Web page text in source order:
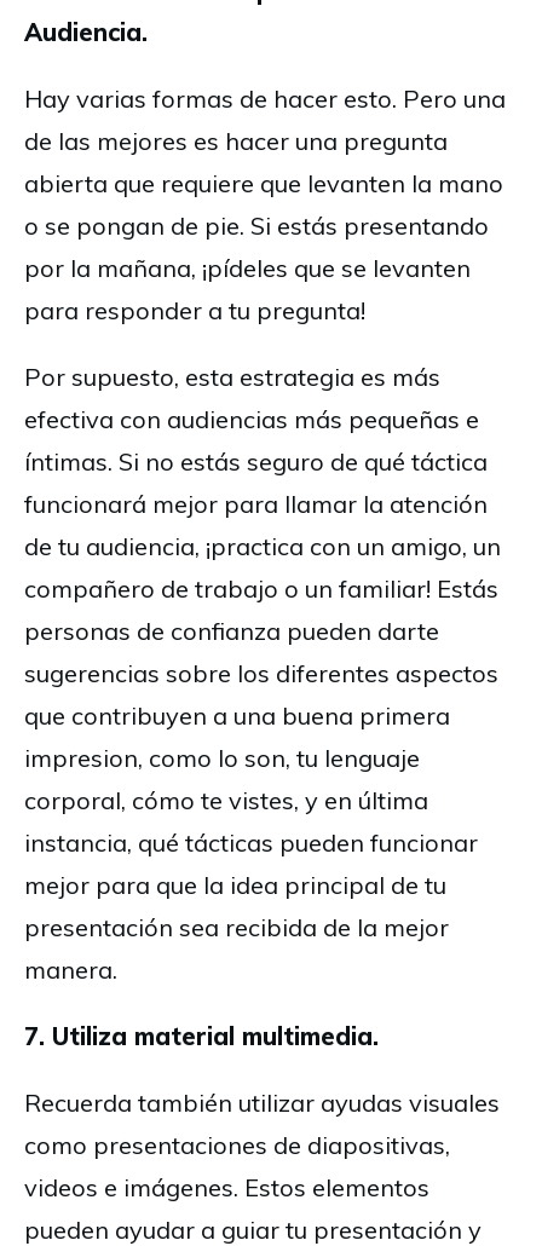
Audiencia.
Hay varias formas de hacer esto. Pero una
de las mejores es hacer una pregunta
abierta que requiere que levanten la mano
o se pongan de pie. Si estás presentando
por la mañana, ¡pídeles que se levanten
para responder a tu pregunta!
Por supuesto, esta estrategia es más
efectiva con audiencias más pequeñas e
íntimas. Si no estás seguro de qué táctica
funcionará mejor para llamar la atención
de tu audiencia, ¡practica con un amigo, un
compañero de trabajo o un familiar! Estás
personas de confianza pueden darte
sugerencias sobre los diferentes aspectos
que contribuyen a una buena primera
impresion, como lo son, tu lenguaje
corporal, cómo te vistes, y en última
instancia, qué tácticas pueden funcionar
mejor para que la idea principal de tu
presentación sea recibida de la mejor
manera.
7. Utiliza material multimedia.
Recuerda también utilizar ayudas visuales
como presentaciones de diapositivas,
videos e imágenes. Estos elementos
pueden ayudar a guiar tu presentación y